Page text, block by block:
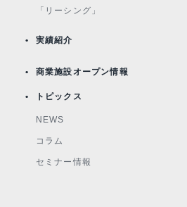
「リーシング」
実績紹介
商業施設オープン情報
トピックス
NEWS
コラム
セミナー情報